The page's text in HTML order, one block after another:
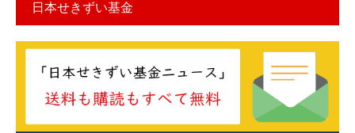
日本せきずい基金